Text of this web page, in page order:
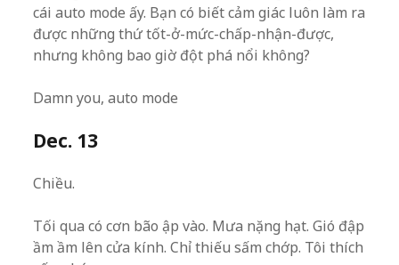
cái auto mode ấy. Bạn có biết cảm giác luôn làm ra
được những thứ tốt-ở-mức-chấp-nhận-được,
nhưng không bao giờ đột phá nổi không?
Damn you, auto mode
Dec. 13
Chiều.
Tối qua có cơn bão ập vào. Mưa nặng hạt. Gió đập
ầm ầm lên cửa kính. Chỉ thiếu sấm chớp. Tôi thích